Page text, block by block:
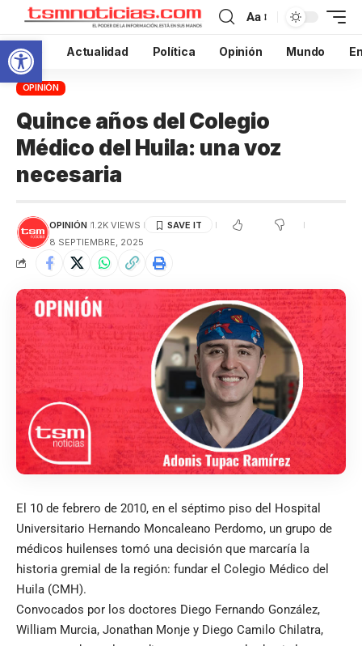
Abrir barra de herramientas
Aa
Inicio Actualidad Política Opinión Mundo
OPINIÓN
Quince años del Colegio
Médico del Huila: una voz
necesaria
OPINIÓN 1.2K VIEWS
8 SEPTIEMBRE, 2025
El 10 de febrero de 2010, en el séptimo piso del Hospital
Universitario Hernando Moncaleano Perdomo, un grupo de
médicos huilenses tomó una decisión que marcaría la
historia gremial de la región: fundar el Colegio Médico del
Huila (CMH).
Convocados por los doctores Diego Fernando González,
William Murcia, Jonathan Monje y Diego Camilo Chilatra,